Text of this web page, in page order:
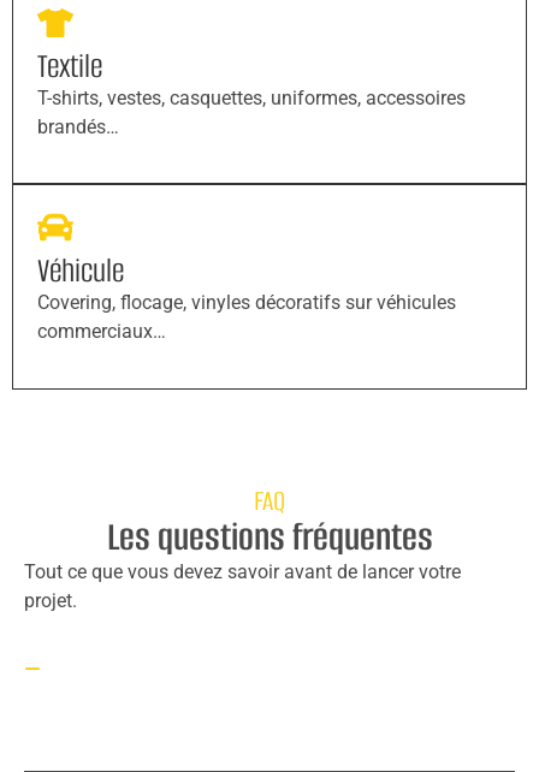
Textile
T-shirts, vestes, casquettes, uniformes, accessoires
brandés…
Véhicule
Covering, flocage, vinyles décoratifs sur véhicules
commerciaux…
FAQ
Les questions fréquentes
Tout ce que vous devez savoir avant de lancer votre
projet.